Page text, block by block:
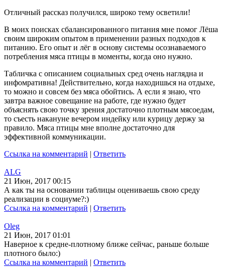
Отличный рассказ получился, широко тему осветили!
В моих поисках сбалансированного питания мне помог Лёша
своим широким опытом в применении разных подходов к
питанию. Его опыт и лёг в основу системы осознаваемого
потребления мяса птицы в моменты, когда оно нужно.
Табличка с описанием социальных сред очень наглядна и
инфомративна! Действительно, когда находишься на отдыхе,
то можно и совсем без мяса обойтись. А если я знаю, что
завтра важное совещание на работе, где нужно будет
объяснять свою точку зрения достаточно плотным мясоедам,
то съесть накануне вечером индейку или курицу держу за
правило. Мяса птицы мне вполне достаточно для
эффективной коммуникации.
Ссылка на комментарий | Ответить
ALG
21 Июн, 2017 00:15
А как ты на основании таблицы оцениваешь свою среду
реализации в социуме?:)
Ссылка на комментарий | Ответить
Oleg
21 Июн, 2017 01:01
Наверное к средне-плотному ближе сейчас, раньше больше
плотного было:)
Ссылка на комментарий | Ответить